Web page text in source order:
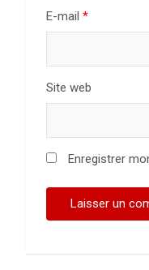
E-mail *
Site web
Enregistrer